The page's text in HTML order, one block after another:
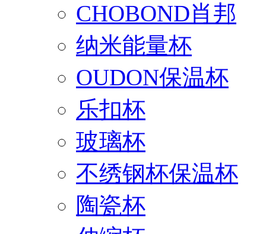
CHOBOND肖邦
纳米能量杯
OUDON保温杯
乐扣杯
玻璃杯
不绣钢杯保温杯
陶瓷杯